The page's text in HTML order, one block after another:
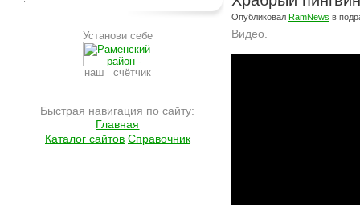
Установи себе
наш счётчик
Быстрая навигация по сайту:
Главная
Каталог сайтов Справочник
Опубликовал RamNews в
Видео.